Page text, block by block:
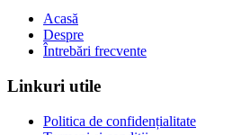
Acasă
Despre
Întrebări frecvente
Linkuri utile
Politica de confidențialitate